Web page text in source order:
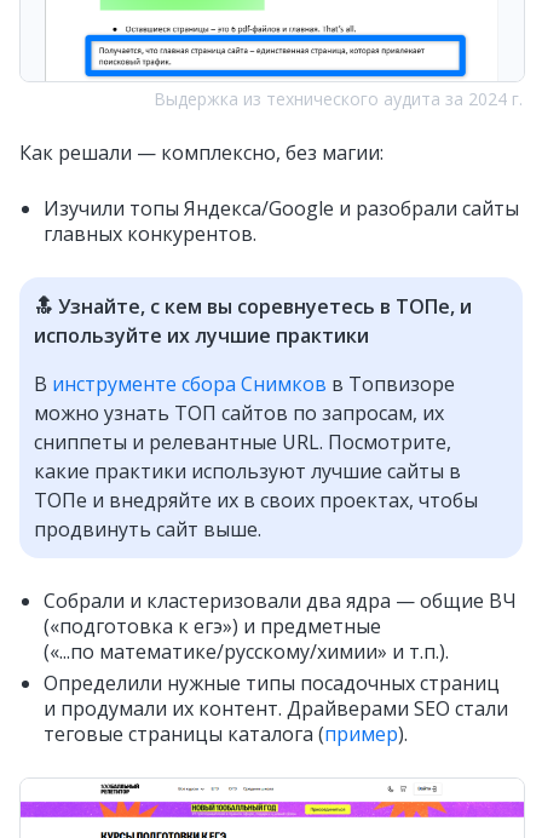
Выдержка из технического аудита за 2024 г.
Как решали — комплексно, без магии:
Изучили топы Яндекса/Google и разобрали сайты
главных конкурентов.
🔝 Узнайте, с кем вы соревнуетесь в ТОПе, и
используйте их лучшие практики
В инструменте сбора Снимков в Топвизоре
можно узнать ТОП сайтов по запросам, их
сниппеты и релевантные URL. Посмотрите,
какие практики используют лучшие сайты в
ТОПе и внедряйте их в своих проектах, чтобы
продвинуть сайт выше.
Собрали и кластеризовали два ядра — общие ВЧ
(«подготовка к егэ») и предметные
(«...по математике/русскому/химии» и т.п.).
Определили нужные типы посадочных страниц
и продумали их контент. Драйверами SEO стали
теговые страницы каталога (пример).